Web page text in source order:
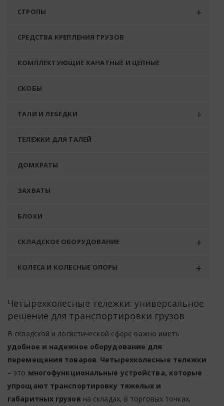
СТРОПЫ
СРЕДСТВА КРЕПЛЕНИЯ ГРУЗОВ
КОМПЛЕКТУЮЩИЕ КАНАТНЫЕ И ЦЕПНЫЕ
СКОБЫ
ТАЛИ И ЛЕБЕДКИ
ТЕЛЕЖКИ ДЛЯ ТАЛЕЙ
ДОМКРАТЫ
ЗАХВАТЫ
БЛОКИ
СКЛАДСКОЕ ОБОРУДОВАНИЕ
КОЛЕСА И КОЛЕСНЫЕ ОПОРЫ
Четырехколесные тележки: универсальное
решение для транспортировки грузов
В складской и логистической сфере важно иметь
удобное и надежное оборудование для
перемещения товаров. Четырехколесные тележки
– это многофункциональные устройства, которые
упрощают транспортировку тяжелых и
габаритных грузов на складах, в торговых точках,